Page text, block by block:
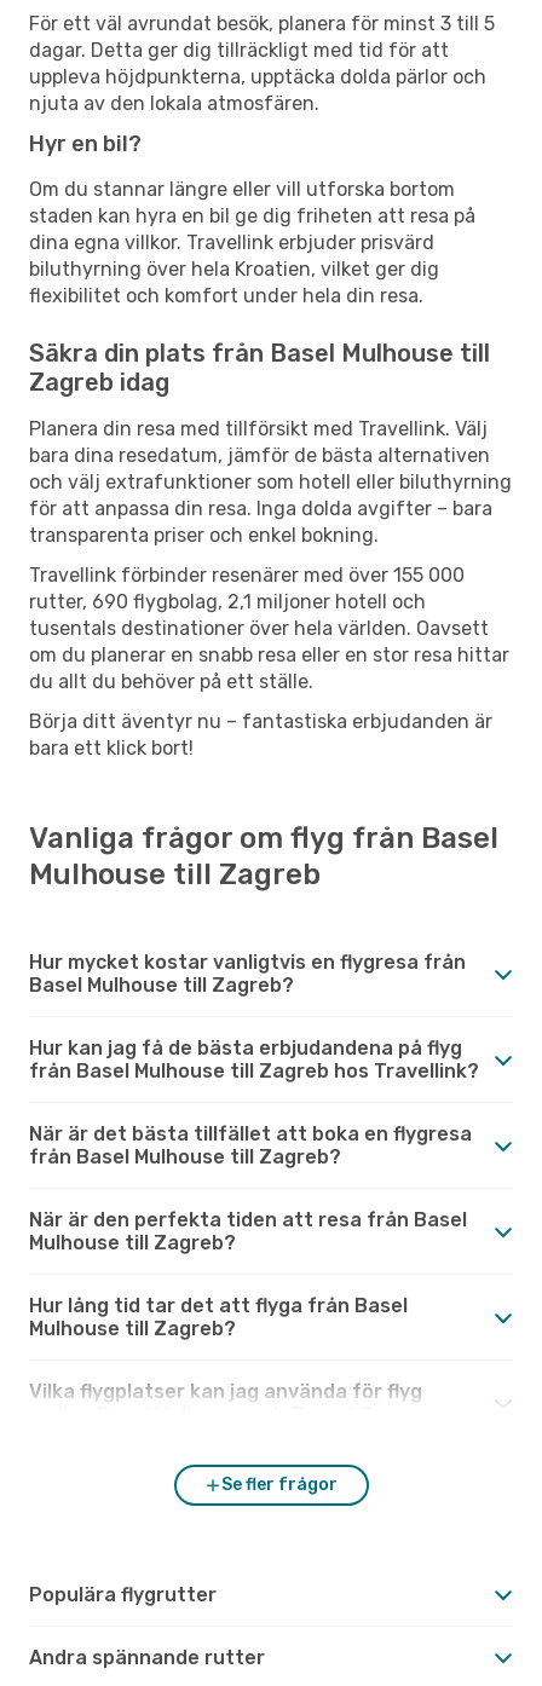
För ett väl avrundat besök, planera för minst 3 till 5
dagar. Detta ger dig tillräckligt med tid för att
uppleva höjdpunkterna, upptäcka dolda pärlor och
njuta av den lokala atmosfären.
Hyr en bil?
Om du stannar längre eller vill utforska bortom
staden kan hyra en bil ge dig friheten att resa på
dina egna villkor. Travellink erbjuder prisvärd
biluthyrning över hela Kroatien, vilket ger dig
flexibilitet och komfort under hela din resa.
Säkra din plats från Basel Mulhouse till
Zagreb idag
Planera din resa med tillförsikt med Travellink. Välj
bara dina resedatum, jämför de bästa alternativen
och välj extrafunktioner som hotell eller biluthyrning
för att anpassa din resa. Inga dolda avgifter – bara
transparenta priser och enkel bokning.
Travellink förbinder resenärer med över 155 000
rutter, 690 flygbolag, 2,1 miljoner hotell och
tusentals destinationer över hela världen. Oavsett
om du planerar en snabb resa eller en stor resa hittar
du allt du behöver på ett ställe.
Börja ditt äventyr nu – fantastiska erbjudanden är
bara ett klick bort!
Vanliga frågor om flyg från Basel
Mulhouse till Zagreb
Hur mycket kostar vanligtvis en flygresa från
Basel Mulhouse till Zagreb?
Hur kan jag få de bästa erbjudandena på flyg
från Basel Mulhouse till Zagreb hos Travellink?
När är det bästa tillfället att boka en flygresa
från Basel Mulhouse till Zagreb?
När är den perfekta tiden att resa från Basel
Mulhouse till Zagreb?
Hur lång tid tar det att flyga från Basel
Mulhouse till Zagreb?
Vilka flygplatser kan jag använda för flyg
Se fler frågor
Populära flygrutter
Andra spännande rutter